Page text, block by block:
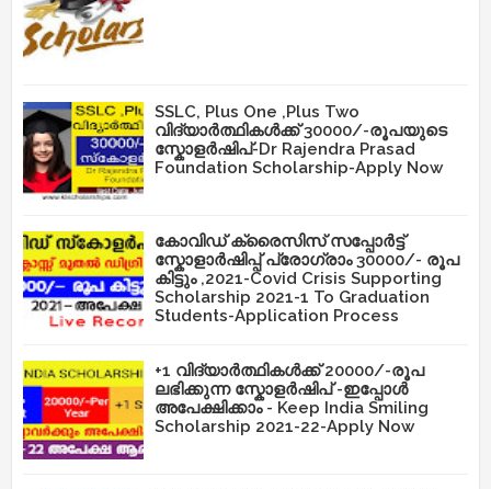
SSLC, Plus One ,Plus Two
വിദ്യാർത്ഥികൾക്ക് 30000/-രൂപയുടെ
സ്കോളർഷിപ്-Dr Rajendra Prasad
Foundation Scholarship-Apply Now
കോവിഡ് ക്രൈസിസ് സപ്പോർട്ട്
സ്കോളാർഷിപ്പ് പ്രോഗ്രാം 30000/- രൂപ
കിട്ടും ,2021-Covid Crisis Supporting
Scholarship 2021-1 To Graduation
Students-Application Process
+1 വിദ്യാർത്ഥികൾക്ക് 20000/-രൂപ
ലഭിക്കുന്ന സ്കോളർഷിപ് -ഇപ്പോൾ
അപേക്ഷിക്കാം - Keep India Smiling
Scholarship 2021-22-Apply Now